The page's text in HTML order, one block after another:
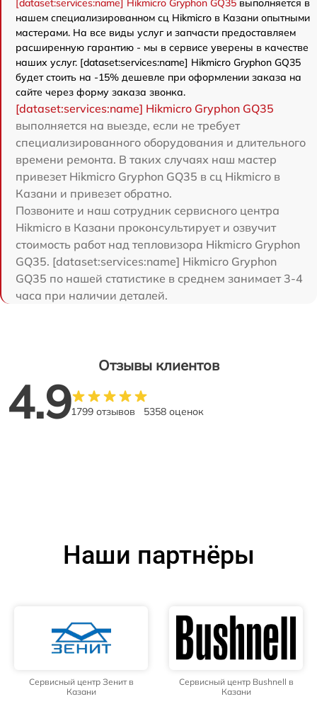
[dataset:services:name] Hikmicro Gryphon GQ35 выполняется в
нашем специализированном сц Hikmicro в Казани опытными
мастерами. На все виды услуг и запчасти предоставляем
расширенную гарантию - мы в сервисе уверены в качестве
наших услуг. [dataset:services:name] Hikmicro Gryphon GQ35
будет стоить на -15% дешевле при оформлении заказа на
сайте через форму заказа звонка.
[dataset:services:name] Hikmicro Gryphon GQ35
выполняется на выезде, если не требует
специализированного оборудования и длительного
времени ремонта. В таких случаях наш мастер
привезет Hikmicro Gryphon GQ35 в сц Hikmicro в
Казани и привезет обратно.
Позвоните и наш сотрудник сервисного центра
Hikmicro в Казани проконсультирует и озвучит
стоимость работ над тепловизора Hikmicro Gryphon
GQ35. [dataset:services:name] Hikmicro Gryphon
GQ35 по нашей статистике в среднем занимает 3-4
часа при наличии деталей.
Отзывы клиентов
4.91799 отзывов 5358 оценок
Наши партнёры
Сервисный центр Зенит в
Казани
Сервисный центр Bushnell в
Казани